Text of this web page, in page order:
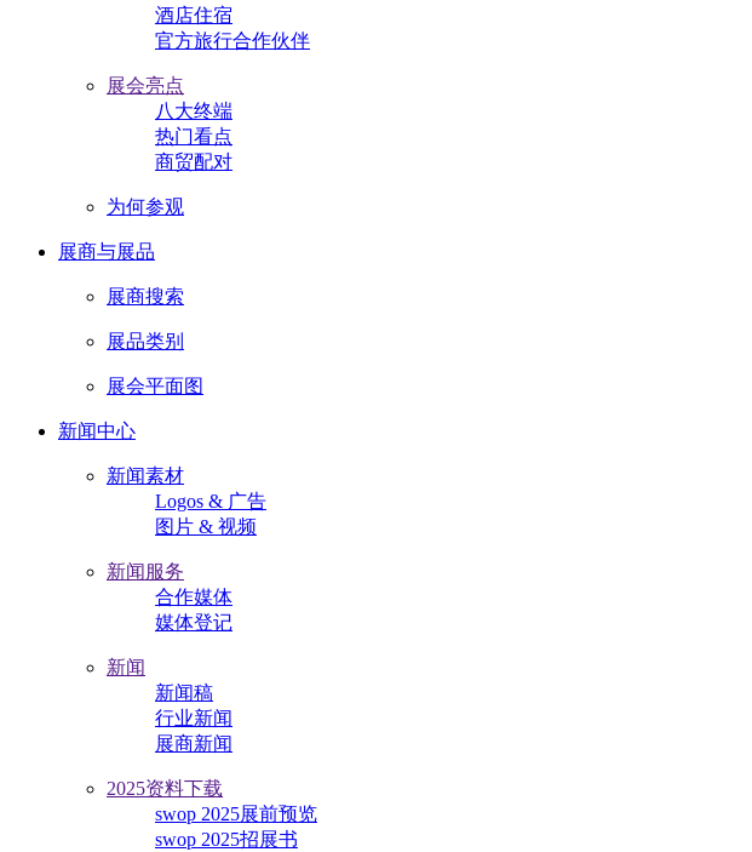
酒店住宿
官方旅行合作伙伴
展会亮点
八大终端
热门看点
商贸配对
为何参观
展商与展品
展商搜索
展品类别
展会平面图
新闻中心
新闻素材
Logos & 广告
图片 & 视频
新闻服务
合作媒体
媒体登记
新闻
新闻稿
行业新闻
展商新闻
2025资料下载
swop 2025展前预览
swop 2025招展书